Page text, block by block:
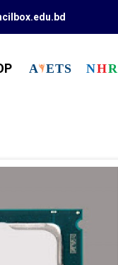
A E T S N H R